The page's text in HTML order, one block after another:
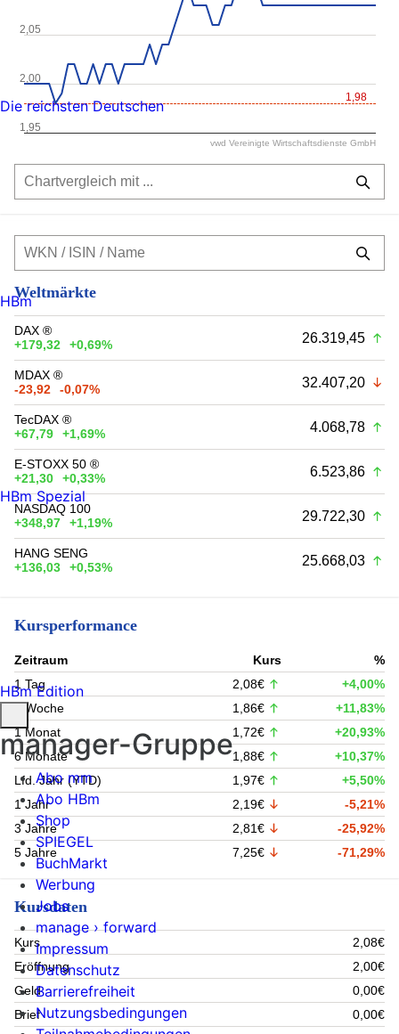
1,98
1,95
2,00
2,05
vwd Vereinigte Wirtschaftsdienste GmbH
Weltmärkte
DAX ®
+179,32
+0,69% 26.319,45
MDAX ®
-23,92
-0,07% 32.407,20
TecDAX ®
+67,79
+1,69% 4.068,78
E-STOXX 50 ®
+21,30
+0,33% 6.523,86
NASDAQ 100
+348,97
+1,19% 29.722,30
HANG SENG
+136,03
+0,53% 25.668,03
Kursperformance
Zeitraum Kurs
%
1 Tag
2,08€
+4,00%
1 Woche
1,86€
+11,83%
1 Monat
1,72€
+20,93%
6 Monate
1,88€
+10,37%
Lfd. Jahr (YTD)
1,97€
+5,50%
1 Jahr
2,19€
-5,21%
3 Jahre
2,81€
-25,92%
5 Jahre
7,25€ -71,29%
Kursdaten
Kurs
2,08€
Eröffnung
2,00€
Geld
0,00€
Brief
0,00€
Die reichsten Deutschen
HBm
HBm Spezial
HBm Edition
manager-Gruppe
Abo mm
Abo HBm
Shop
SPIEGEL
BuchMarkt
Werbung
Jobs
manage › forward
Impressum
Datenschutz
Barrierefreiheit
Nutzungsbedingungen